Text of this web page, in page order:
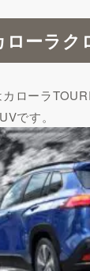
ローラク
ローラ
です。